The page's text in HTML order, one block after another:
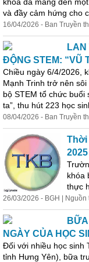
và đầy cảm hứng cho
16/04/2026 - Ban Truyền
LAN
ĐỘNG STEM: “VŨ
Chiều ngày 6/4/2026,
Mạnh Trinh trở nên
bộ STEM tổ chức buổi
ta”, thu hút 223 học
08/04/2026 - Ban Truyền
Thời
khóa
thực
26/03/2026 - BGH | Nguồn
NGÀY CỦA HỌC
Đối với nhiều học sinh
tỉnh Hưng Yên), bữa